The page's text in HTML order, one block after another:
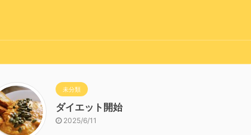
未分類
ダイエット開始
2025/6/11